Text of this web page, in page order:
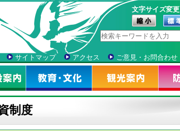
文字サイズ変更
サイトマップ アクセス ご意見・お問合わせ
制度